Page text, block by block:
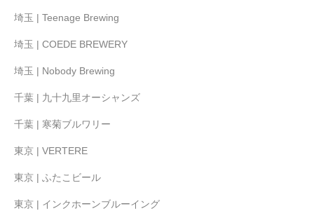
埼玉 | Teenage Brewing
埼玉 | COEDE BREWERY
埼玉 | Nobody Brewing
千葉 | 九十九里オーシャンズ
千葉 | 寒菊ブルワリー
東京 | VERTERE
東京 | ふたこビール
東京 | インクホーンブルーイング